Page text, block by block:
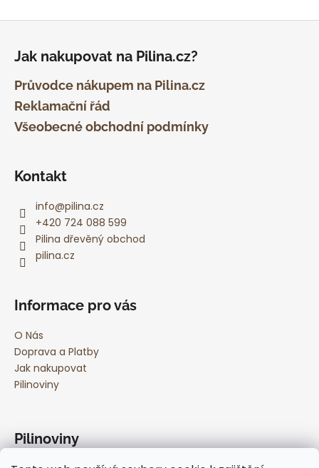
Jak nakupovat na Pilina.cz?
Průvodce nákupem na Pilina.cz
Reklamační řád
Všeobecné obchodní podmínky
Kontakt
info@pilina.cz
+420 724 088 599
Pilina dřevěný obchod
pilina.cz
Informace pro vás
O Nás
Doprava a Platby
Jak nakupovat
Pilinoviny
Pilinoviny